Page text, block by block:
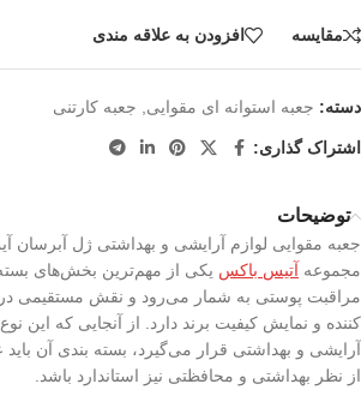
مقايسه افزودن به علاقه مندی
دسته: جعبه استوانه ای مقوایی جعبه کارتنی
اشتراک گذاری:
توضیحات
جعبه مقوایی لوازم آرایشی و بهداشتی ژل آبرسان
مجموعه آتیس باکس یکی از مهم‌ترین بخش‌های
مراقبت پوستی به شمار می‌رود و نقش مستقیمی
کننده و نمایش کیفیت برند دارد. از آنجایی که این
آرایشی و بهداشتی قرار می‌گیرد، بسته‌ بندی آن
از نظر بهداشتی و محافظتی نیز استاندارد باشد.